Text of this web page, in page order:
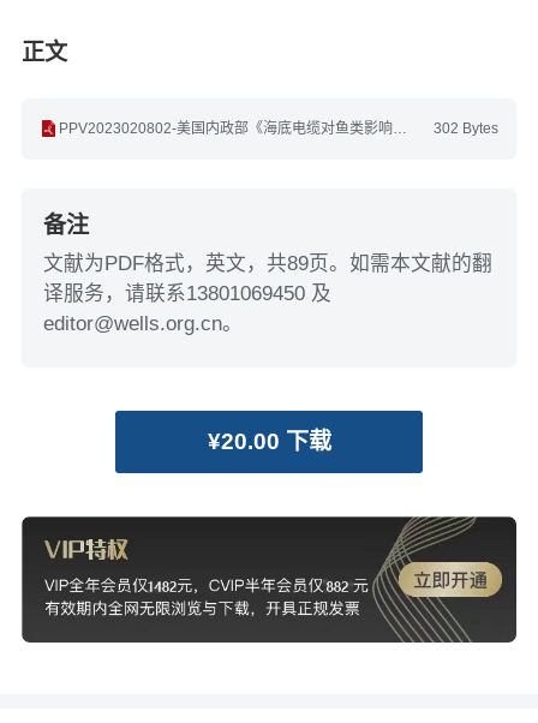
正文
302 Bytes
PPV2023020802-美国内政部《海底电缆对鱼类影响评估报告(2016)》(英文).pdf
备注
文献为PDF格式，英文，共89页。如需本文献的翻
译服务，请联系13801069450 及
editor@wells.org.cn。
¥20.00 下载